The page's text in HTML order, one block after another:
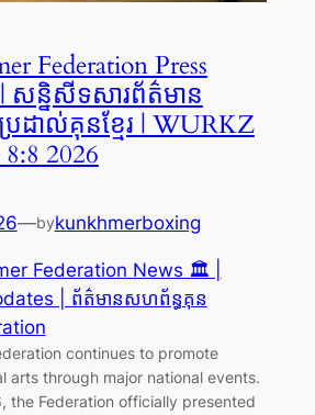
Federation Press
សន្និសីទសារព័ត៌មាន
ដាល់គុនខ្មែរ | WURKZ
2026
—bykunkhmerboxing
Federation News 🏛️ |
| ព័ត៌មានសហព័ន្ធគុន
continues to promote
arts through major national events.
the Federation officially presented